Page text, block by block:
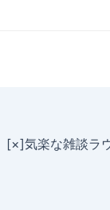
[×]気楽な雑談ラ